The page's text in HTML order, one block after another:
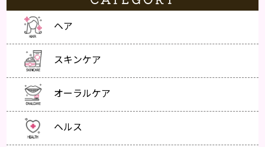
ヘア
スキンケア
オーラルケア
ヘルス